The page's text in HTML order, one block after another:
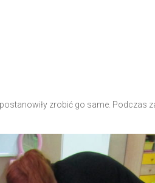
zrobić go same. Podczas